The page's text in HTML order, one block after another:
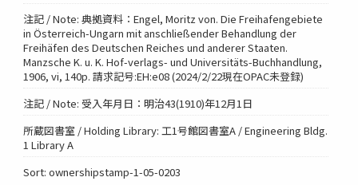
注記 / Note: 典拠資料：Engel, Moritz von. Die Freihafengebiete
in Österreich-Ungarn mit anschließender Behandlung der
Freihäfen des Deutschen Reiches und anderer Staaten.
Manzsche K. u. K. Hof-verlags- und Universitäts-Buchhandlung,
1906, vi, 140p. 請求記号:EH:e08 (2024/2/22現在OPAC未登録)
注記 / Note: 受入年月日：明治43(1910)年12月1日
所蔵図書室 / Holding Library: 工1号館図書室A / Engineering Bldg.
1 Library A
Sort: ownershipstamp-1-05-0203